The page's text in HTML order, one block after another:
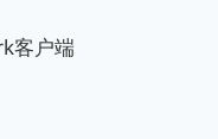
客户端